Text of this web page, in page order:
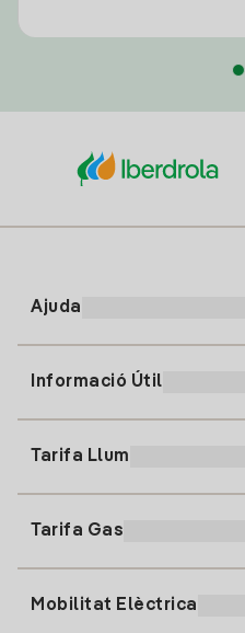
Ajuda
91 919 52 73
clientes@tuiberdrola.es
Informació Útil
Alta Gas
Tarifa Llum
Tarifa Gas
Mobilitat Elèctrica